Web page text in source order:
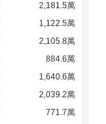
2,181.5萬
1,122.5萬
2,105.8萬
884.6萬
1,640.6萬
2,039.2萬
771.7萬